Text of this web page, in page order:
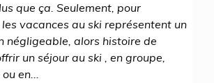
que ça. Seulement, pour
vacances au ski représentent un
négligeable, alors histoire de
un séjour au ski , en groupe,
en...